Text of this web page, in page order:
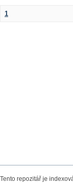
1
Tento repozitář je